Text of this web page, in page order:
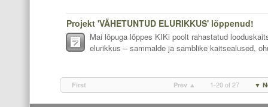
Projekt 'VÄHETUNTUD ELURIKKUS' lõppenud!
Mai lõpuga lõppes KIKi poolt rahastatud
elurikkus – sammalde ja samblike kaitsealused,
First Prev ▲ 1-20 of 27 ▼